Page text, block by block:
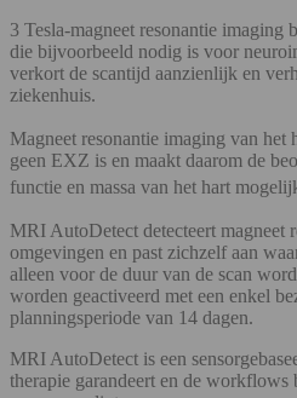
3 Tesla-magneet resonantie imaging
die bijvoorbeeld nodig is voor
verkort de scantijd aanzienlijk en
ziekenhuis.
Magneet resonantie imaging van het
geen EXZ is en maakt daarom de
functie en massa van het hart
MRI AutoDetect detecteert magneet
omgevingen en past zichzelf aan
alleen voor de duur van de scan
worden geactiveerd met een enkel
planningsperiode van 14 dagen.
MRI AutoDetect is een
therapie garandeert en de workflows